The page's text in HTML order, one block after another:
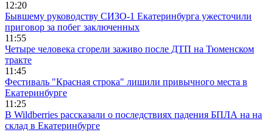
12:20
Бывшему руководству СИЗО-1 Екатеринбурга ужесточили
приговор за побег заключенных
11:55
Четыре человека сгорели заживо после ДТП на Тюменском
тракте
11:45
Фестиваль "Красная строка" лишили привычного места в
Екатеринбурге
11:25
В Wildberries рассказали о последствиях падения БПЛА на на
склад в Екатеринбурге